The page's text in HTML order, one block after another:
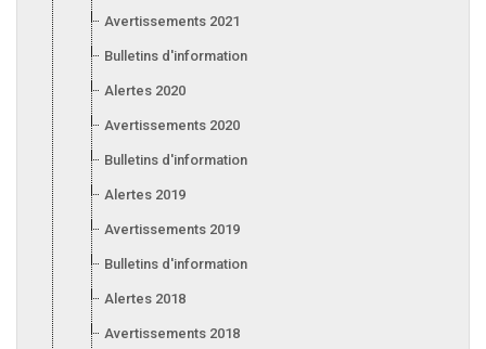
Avertissements 2021
Bulletins d'information 2021
Alertes 2020
Avertissements 2020
Bulletins d'information 2020
Alertes 2019
Avertissements 2019
Bulletins d'information 2019
Alertes 2018
Avertissements 2018